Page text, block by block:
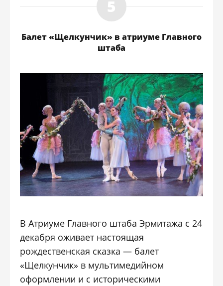
Балет «Щелкунчик» в атриуме Главного
штаба
В Атриуме Главного штаба Эрмитажа c 24
декабря оживает настоящая
рождественская сказка — балет
«Щелкунчик» в мультимедийном
оформлении и с историческими